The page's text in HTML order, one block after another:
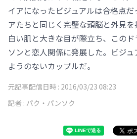
イアになったビジュアルは合格点
アたちと同じく完璧な頭脳と外見を
白い肌と大きな目が際立ち、この
ソンと恋人関係に発展した。ビジ
ようのないカップルだ。
元記事配信日時 : 2016/03/23 08:23
記者 : パク・パンソク